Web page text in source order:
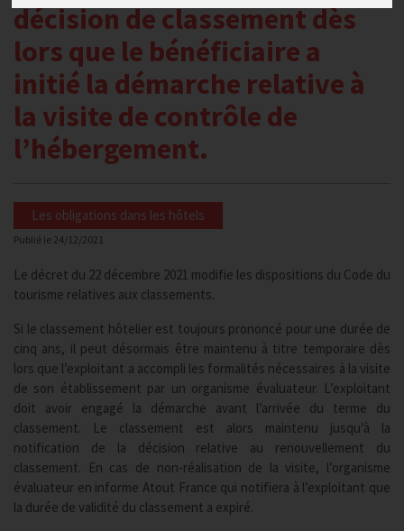
décision de classement dès
lors que le bénéficiaire a
initié la démarche relative à
la visite de contrôle de
l’hébergement.
Les obligations dans les hôtels
Publié le 24/12/2021
Le décret du 22 décembre 2021 modifie les dispositions du Code du
tourisme relatives aux classements.
Si le classement hôtelier est toujours prononcé pour une durée de
cinq ans, il peut désormais être maintenu à titre temporaire dès
lors que l’exploitant a accompli les formalités nécessaires à la visite
de son établissement par un organisme évaluateur. L’exploitant
doit avoir engagé la démarche avant l’arrivée du terme du
classement. Le classement est alors maintenu jusqu’à la
notification de la décision relative au renouvellement du
classement. En cas de non-réalisation de la visite, l’organisme
évaluateur en informe Atout France qui notifiera à l’exploitant que
la durée de validité du classement a expiré.